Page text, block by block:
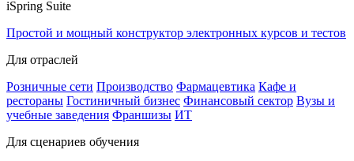
iSpring Suite
Простой и мощный конструктор электронных курсов и тестов
Для отраслей
Розничные сети Производство Фармацевтика Кафе и
рестораны Гостиничный бизнес Финансовый сектор Вузы и
учебные заведения Франшизы ИТ
Для сценариев обучения